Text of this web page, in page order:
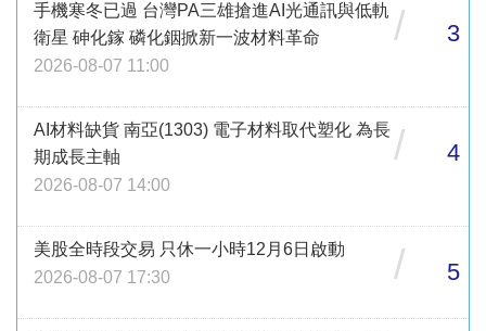
手機寒冬已過 台灣PA三雄搶進AI光通訊與低軌
衛星 砷化鎵 磷化銦掀新一波材料革命
2026-08-07 11:00
/ 3
AI材料缺貨 南亞(1303) 電子材料取代塑化 為長
期成長主軸
2026-08-07 14:00
/ 4
美股全時段交易 只休一小時12月6日啟動
2026-08-07 17:30
/ 5